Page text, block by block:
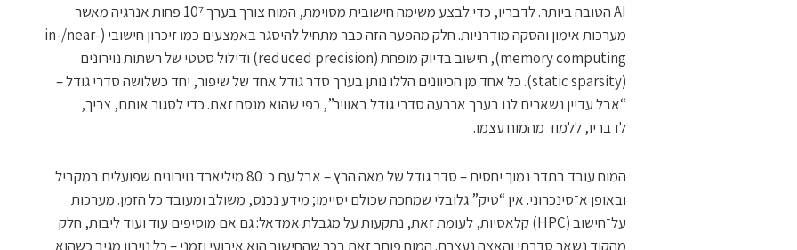
AI הטובה ביותר. לדבריו, כדי לבצע משימה חישובית מסוימת, המוח צורך בערך ‎10⁷‎ פחות אנרגיה מאשר
מערכות אימון והסקה מודרניות. חלק מהפער הזה כבר מתחיל להיסגר באמצעים כמו זיכרון חישובי (in-/near-
memory computing), חישוב בדיוק מופחת (reduced precision) ודילול סטטי של רשתות נוירונים
(static sparsity). כל אחד מן הכיוונים הללו נותן בערך סדר גודל אחד של שיפור, יחד כשלושה סדרי גודל –
“אבל עדיין נשארים לנו בערך ארבעה סדרי גודל באוויר”, כפי שהוא מנסח זאת. כדי לסגור אותם, צריך,
לדבריו, ללמוד מהמוח עצמו.
המוח עובד בתדר נמוך יחסית – סדר גודל של מאה הרץ – אבל עם כ־80 מיליארד נוירונים שפועלים במקביל
ובאופן א־סינכרוני. אין “טיק” גלובלי שמחכה שכולם יסיימו; מידע נכנס, משולב ומעובד כל הזמן. מערכות
על־חישוב (HPC) קלאסיות, לעומת זאת, נתקעות על מגבלת אמדאל: גם אם מוסיפים עוד ועוד ליבות, חלק
מהקוד נשאר סדרתי והאצה נעצרת. המוח פותר זאת בכך שהחישוב הוא אירועי וזמני – כל נוירון מגיב כשהוא